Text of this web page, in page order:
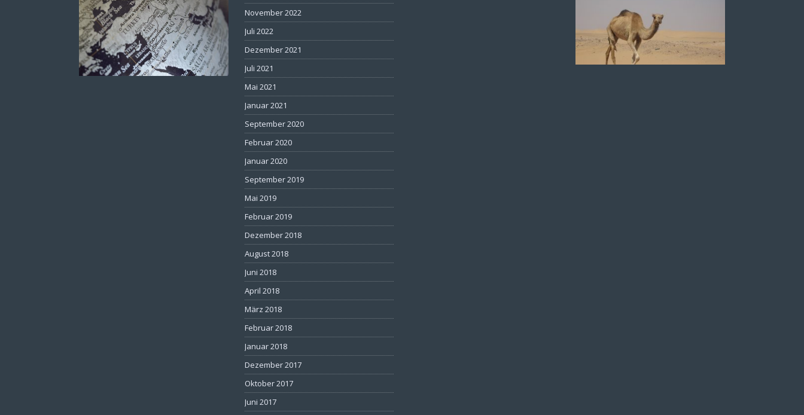
November 2022
Juli 2022
Dezember 2021
Juli 2021
Mai 2021
Januar 2021
September 2020
Februar 2020
Januar 2020
September 2019
Mai 2019
Februar 2019
Dezember 2018
August 2018
Juni 2018
April 2018
März 2018
Februar 2018
Januar 2018
Dezember 2017
Oktober 2017
Juni 2017